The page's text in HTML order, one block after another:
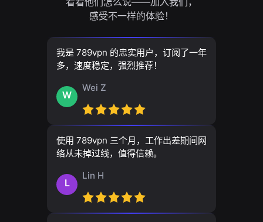
感受不一样的体验！
我是 789vpn 的忠实用户，订阅了一年
多，速度稳定，强烈推荐！
W
Wei Z
使用 789vpn 三个月，工作出差期间网
络从未掉过线，值得信赖。
L
Lin H